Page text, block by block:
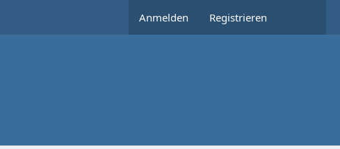
Anmelden Registrieren